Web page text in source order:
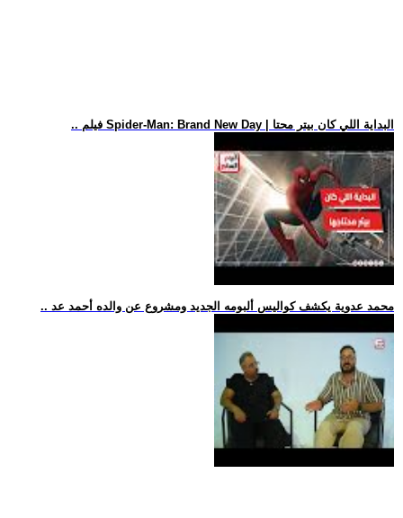
.. فيلم Spider-Man: Brand New Day | البداية اللي كان بيتر محتا
.. محمد عدوية يكشف كواليس ألبومه الجديد ومشروع عن والده أحمد عد